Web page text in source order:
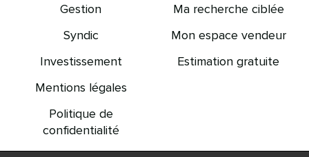
Gestion
Syndic
Investissement
Mentions légales
Politique de
confidentialité
Ma recherche ciblée
Mon espace vendeur
Estimation gratuite